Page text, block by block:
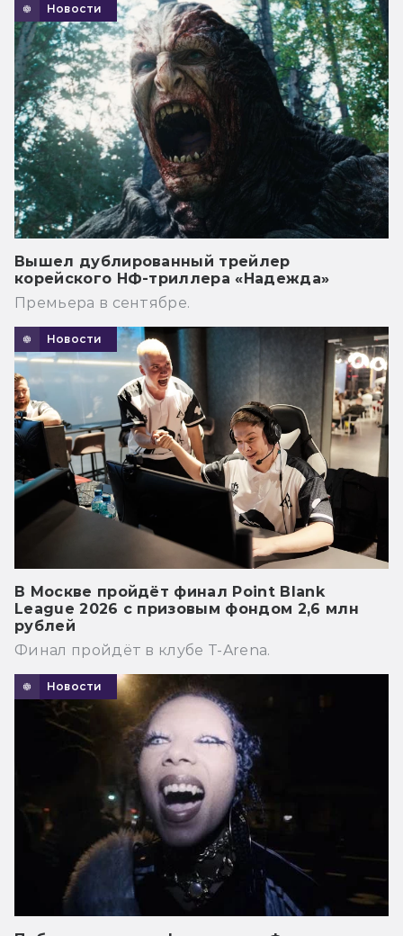
Новости
Вышел дублированный трейлер
корейского НФ-триллера «Надежда»
Премьера в сентябре.
Новости
В Москве пройдёт финал Point Blank
League 2026 с призовым фондом 2,6 млн
рублей
Финал пройдёт в клубе T-Arena.
Новости